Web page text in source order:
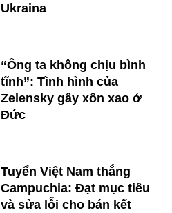
Ukraina
“Ông ta không chịu bình
tĩnh”: Tình hình của
Zelensky gây xôn xao ở
Đức
Tuyển Việt Nam thắng
Campuchia: Đạt mục tiêu
và sửa lỗi cho bán kết